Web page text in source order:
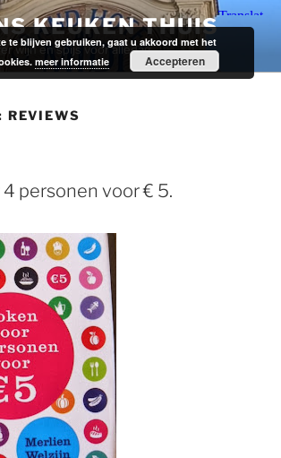
KEUKEN THUIS
wijn en spijs voor alledag.
REVIEWS
personen voor € 5.
te blijven gebruiken, gaat u akkoord met het
meer informatie Accepteren